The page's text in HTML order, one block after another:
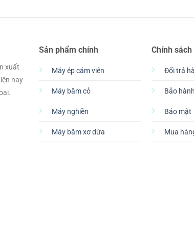
xuất
nay
Sản phẩm chính
Máy ép cám viên
Máy băm cỏ
Máy nghiền
Máy băm xơ dừa
Chính sách
Đổi trả
Bảo hành
Bảo mật
Mua